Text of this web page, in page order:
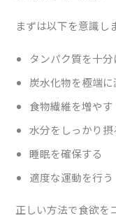
まずは以下を意識し
タンパク質を十分
炭水化物を極端
食物繊維を増やす
水分をしっかり摂
睡眠を確保する
適度な運動を行う
正しい方法で食欲を